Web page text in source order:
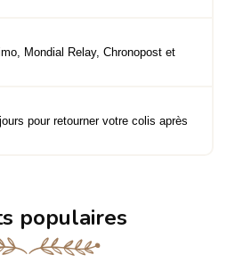
Mondial Relay, Chronopost et
pour retourner votre colis après
populaires